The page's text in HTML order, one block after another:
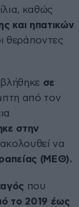
καθώς
και ηπατικών
θεράποντες
σε
από τον
στην
να
(ΜΕΘ).
που
το 2019 έως